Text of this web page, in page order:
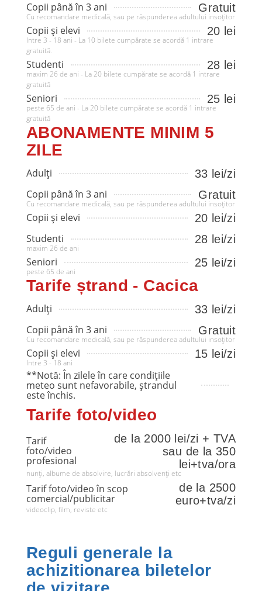
Copii până în 3 ani Gratuit
Cu recomandare medicală, sau pe răspunderea adultului insoțitor
Copii și elevi 20 lei
Intre 3 - 18 ani - La 10 bilete cumpărate se acordă 1 intrare
gratuită.
Studenti 28 lei
maxim 26 de ani - La 20 bilete cumpărate se acordă 1 intrare
gratuită
Seniori 25 lei
peste 65 de ani - La 20 bilete cumpărate se acordă 1 intrare
gratuită
ABONAMENTE MINIM 5
ZILE
Adulți
33 lei/zi
Copii până în 3 ani
Gratuit
Cu recomandare medicală, sau pe răspunderea adultului insoțitor
Copii și elevi
20 lei/zi
Studenti
28 lei/zi
maxim 26 de ani
Seniori 25 lei/zi
peste 65 de ani
Tarife ștrand - Cacica
Adulți
33 lei/zi
Copii până în 3 ani
Gratuit
Cu recomandare medicală, sau pe răspunderea adultului insoțitor
Copii și elevi 15 lei/zi
Intre 3 - 18 ani
**Notă: În zilele în care condițiile
meteo sunt nefavorabile, ștrandul
este închis.
Tarife foto/video
Tarif
foto/video
profesional
de la 2000 lei/zi + TVA
sau de la 350
lei+tva/ora
nunți, albume de absolvire, lucrări absolvenți etc
Tarif foto/video în scop
comercial/publicitar
de la 2500
euro+tva/zi
videoclip, film, reviste etc
Reguli generale la
achizitionarea biletelor